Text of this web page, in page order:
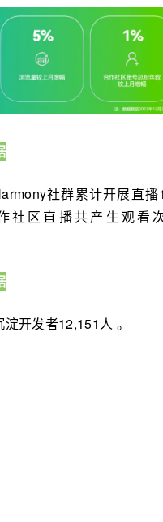
社群累计开展直播
社区直播共产生观看
开发者12,151人 。